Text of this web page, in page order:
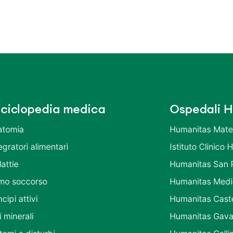
medica
alimentari
soccorso
attivi
minerali
Ospedali
Humanitas
Istituto Clinico
Humanitas San
Humanitas
Humanitas
Humanitas